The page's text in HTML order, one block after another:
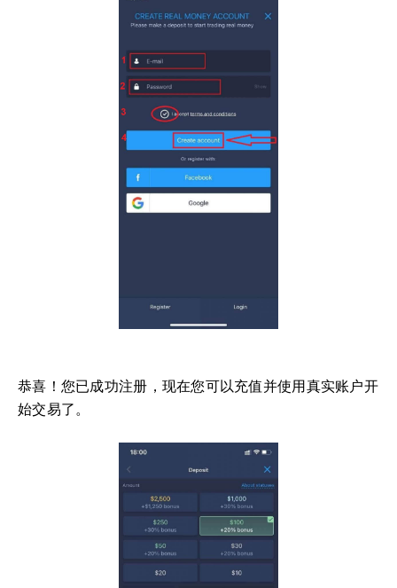
恭喜！您已成功注册，现在您可以充值并使用真实账户开
始交易了。